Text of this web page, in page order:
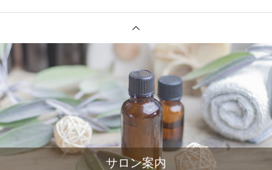
サロン案内